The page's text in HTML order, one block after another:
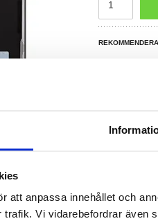
att anpassa innehållet och
Vi vidarebefordrar även
LIVE CHAT
det skadat? Köp en original-ersättning för